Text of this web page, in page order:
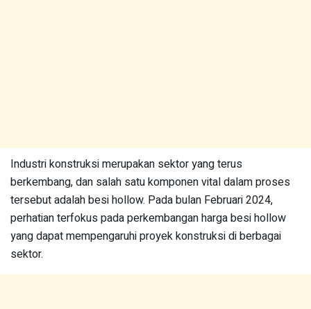
Industri konstruksi merupakan sektor yang terus
berkembang, dan salah satu komponen vital dalam proses
tersebut adalah besi hollow. Pada bulan Februari 2024,
perhatian terfokus pada perkembangan harga besi hollow
yang dapat mempengaruhi proyek konstruksi di berbagai
sektor.